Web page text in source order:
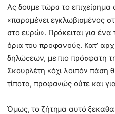
Ας δούμε τώρα το
«παραμένει εγκλωβισμένος
στο ευρώ». Πρόκειται για
όρια του προφανούς. Κατ’
δηλώσεων, με πιο πρόσφατη
Σκουρλέτη «όχι λοιπόν πάση
τίποτα, προφανώς ούτε και
Όμως, το ζήτημα αυτό